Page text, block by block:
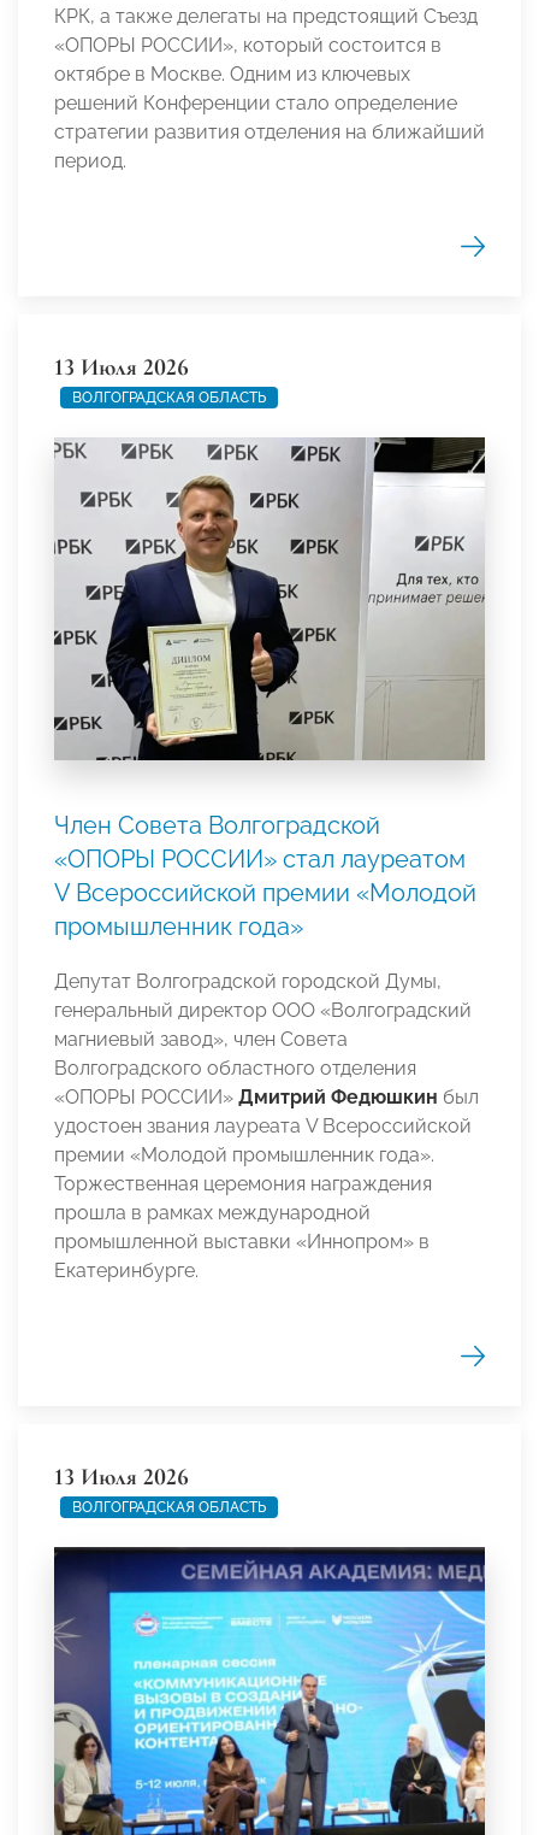
КРК, а также делегаты на предстоящий Съезд
«ОПОРЫ РОССИИ», который состоится в
октябре в Москве. Одним из ключевых
решений Конференции стало определение
стратегии развития отделения на ближайший
период.
13 Июля 2026
ВОЛГОГРАДСКАЯ ОБЛАСТЬ
Член Совета Волгоградской
«ОПОРЫ РОССИИ» стал лауреатом
V Всероссийской премии «Молодой
промышленник года»
Депутат Волгоградской городской Думы,
генеральный директор ООО «Волгоградский
магниевый завод», член Совета
Волгоградского областного отделения
«ОПОРЫ РОССИИ» Дмитрий Федюшкин был
удостоен звания лауреата V Всероссийской
премии «Молодой промышленник года».
Торжественная церемония награждения
прошла в рамках международной
промышленной выставки «Иннопром» в
Екатеринбурге.
13 Июля 2026
ВОЛГОГРАДСКАЯ ОБЛАСТЬ